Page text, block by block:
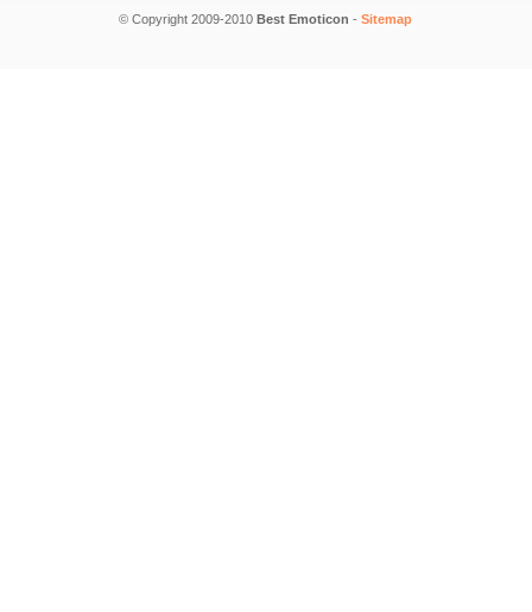
© Copyright 2009-2010 Best Emoticon - Sitemap